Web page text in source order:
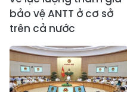
bảo vệ ANTT ở cơ sở
trên cả nước